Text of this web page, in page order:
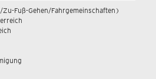
Fuß-Gehen/Fahrgemeinschaften)